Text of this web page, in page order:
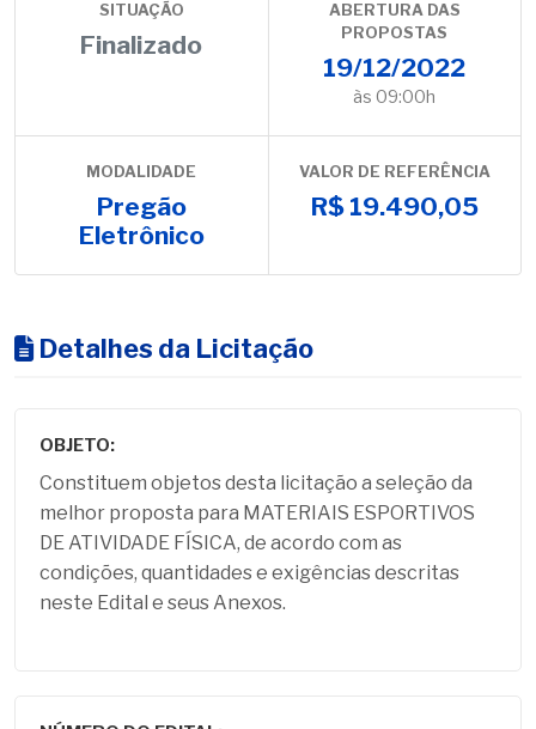
SITUAÇÃO
Finalizado
ABERTURA DAS
PROPOSTAS
19/12/2022
às 09:00h
MODALIDADE
Pregão
Eletrônico
VALOR DE REFERÊNCIA
R$ 19.490,05
Detalhes da Licitação
OBJETO:
Constituem objetos desta licitação a seleção da
melhor proposta para MATERIAIS ESPORTIVOS
DE ATIVIDADE FÍSICA, de acordo com as
condições, quantidades e exigências descritas
neste Edital e seus Anexos.